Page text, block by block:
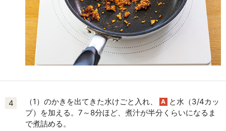
4 （1）のかきを出てきた水けごと入れ、 A と水（3/4カッ
プ）を加える。7～8分ほど、煮汁が半分くらいになるま
で煮詰める。